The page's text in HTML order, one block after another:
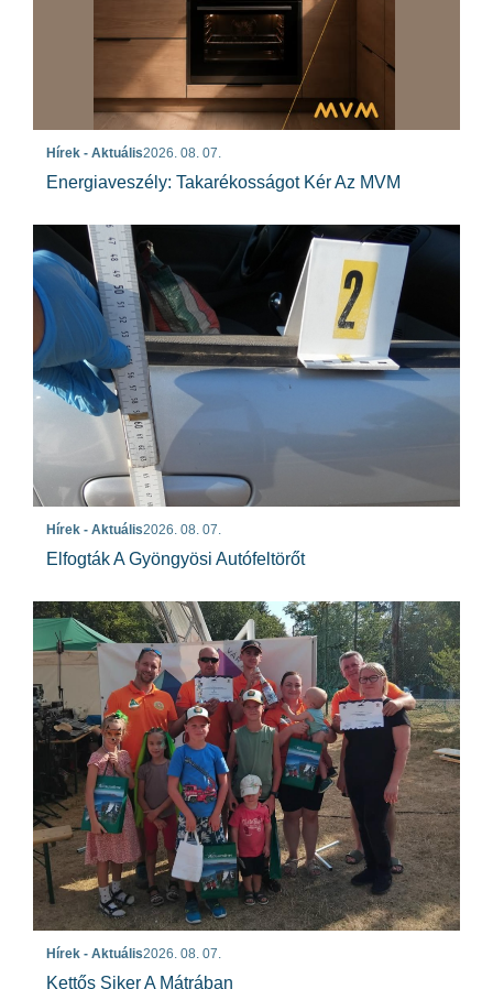
Hírek - Aktuális2026. 08. 07.
Energiaveszély: Takarékosságot Kér Az MVM
Hírek - Aktuális2026. 08. 07.
Elfogták A Gyöngyösi Autófeltörőt
Hírek - Aktuális2026. 08. 07.
Kettős Siker A Mátrában